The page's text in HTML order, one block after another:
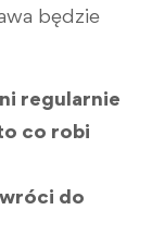
będzie
regularnie
co robi
do